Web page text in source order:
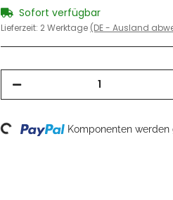
Sofort verfügbar
Lieferzeit: 2 Werktage (DE - Ausland
Loading... Komponenten werden